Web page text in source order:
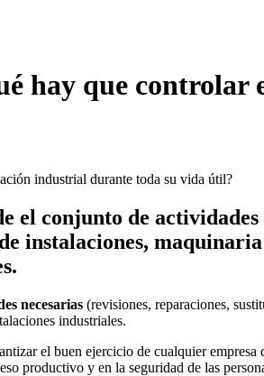
hay que
el conjunto de
instalaciones,
necesarias (revisiones, reparaciones,
industriales.
el buen ejercicio de cualquier
productivo y en la seguridad de las